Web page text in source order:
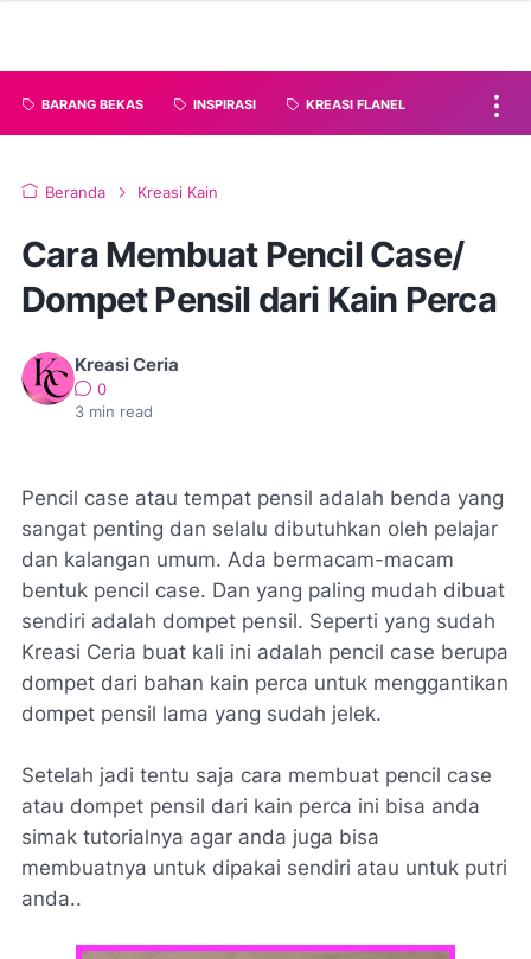
BARANG BEKAS INSPIRASI KREASI FLANEL
Beranda Kreasi Kain
Cara Membuat Pencil Case/
Dompet Pensil dari Kain Perca
Kreasi Ceria
0
3 min read
Pencil case atau tempat pensil adalah benda yang
sangat penting dan selalu dibutuhkan oleh pelajar
dan kalangan umum. Ada bermacam-macam
bentuk pencil case. Dan yang paling mudah dibuat
sendiri adalah dompet pensil. Seperti yang sudah
Kreasi Ceria buat kali ini adalah pencil case berupa
dompet dari bahan kain perca untuk menggantikan
dompet pensil lama yang sudah jelek.
Setelah jadi tentu saja cara membuat pencil case
atau dompet pensil dari kain perca ini bisa anda
simak tutorialnya agar anda juga bisa
membuatnya untuk dipakai sendiri atau untuk putri
anda..